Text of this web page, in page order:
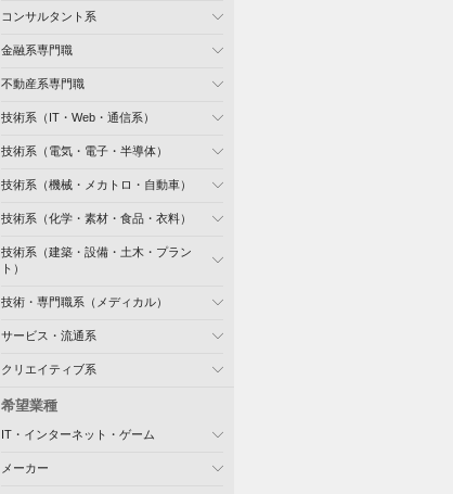
コンサルタント系
金融系専門職
不動産系専門職
技術系（IT・Web・通信系）
技術系（電気・電子・半導体）
技術系（機械・メカトロ・自動車）
技術系（化学・素材・食品・衣料）
技術系（建築・設備・土木・プラン
ト）
技術・専門職系（メディカル）
サービス・流通系
クリエイティブ系
希望業種
IT・インターネット・ゲーム
メーカー